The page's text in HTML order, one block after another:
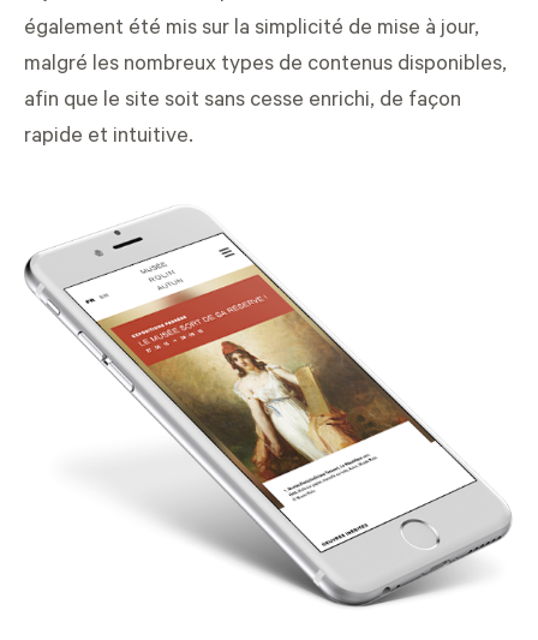
également été mis sur la simplicité de mise à jour,
malgré les nombreux types de contenus disponibles,
afin que le site soit sans cesse enrichi, de façon
rapide et intuitive.